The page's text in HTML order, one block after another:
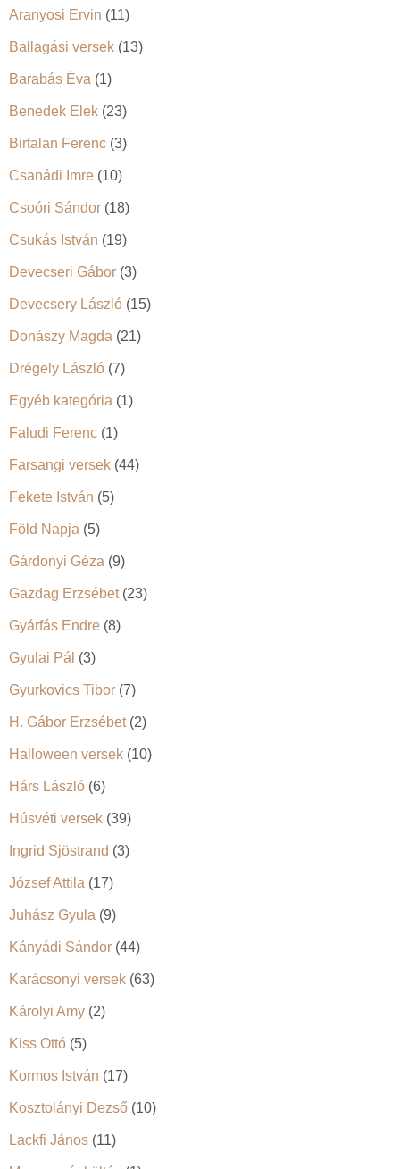
Aranyosi Ervin (11)
Ballagási versek (13)
Barabás Éva (1)
Benedek Elek (23)
Birtalan Ferenc (3)
Csanádi Imre (10)
Csoóri Sándor (18)
Csukás István (19)
Devecseri Gábor (3)
Devecsery László (15)
Donászy Magda (21)
Drégely László (7)
Egyéb kategória (1)
Faludi Ferenc (1)
Farsangi versek (44)
Fekete István (5)
Föld Napja (5)
Gárdonyi Géza (9)
Gazdag Erzsébet(23)
Gyárfás Endre (8)
Gyulai Pál (3)
Gyurkovics Tibor (7)
H. Gábor Erzsébet(2)
Halloween versek (10)
Hárs László (6)
Húsvéti versek (39)
Ingrid Sjöstrand (3)
József Attila (17)
Juhász Gyula (9)
Kányádi Sándor (44)
Karácsonyi versek (63)
Károlyi Amy (2)
Kiss Ottó (5)
Kormos István (17)
Kosztolányi Dezső (10)
Lackfi János (11)